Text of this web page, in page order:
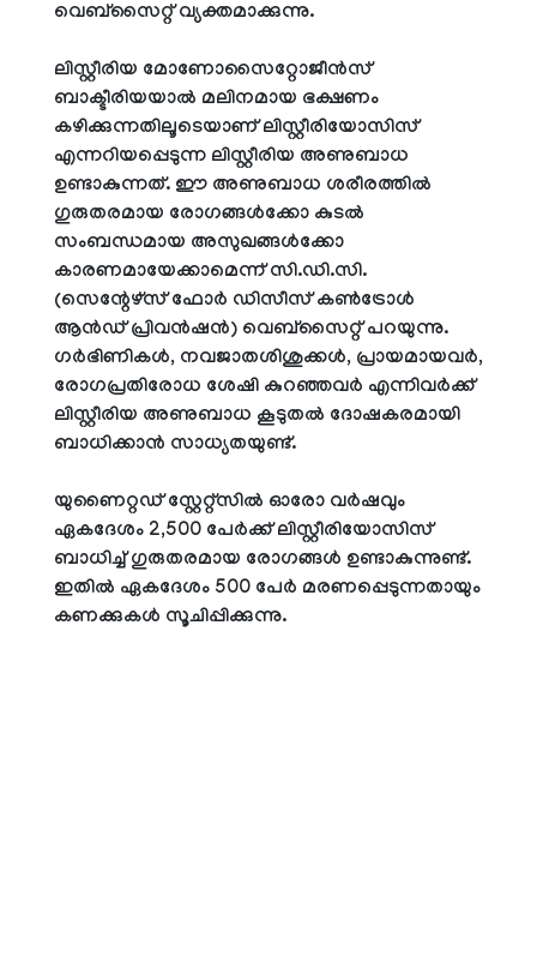
വെബ്സൈറ്റ് വ്യക്തമാക്കുന്നു.
ലിസ്റ്റീരിയ മോണോസൈറ്റോജീൻസ്
ബാക്ടീരിയയാൽ മലിനമായ ഭക്ഷണം
കഴിക്കുന്നതിലൂടെയാണ് ലിസ്റ്റീരിയോസിസ്
എന്നറിയപ്പെടുന്ന ലിസ്റ്റീരിയ അണുബാധ
ഉണ്ടാകുന്നത്. ഈ അണുബാധ ശരീരത്തിൽ
ഗുരുതരമായ രോഗങ്ങൾക്കോ കുടൽ
സംബന്ധമായ അസുഖങ്ങൾക്കോ
കാരണമായേക്കാമെന്ന് സി.ഡി.സി.
(സെന്റേഴ്സ് ഫോർ ഡിസീസ് കൺട്രോൾ
ആൻഡ് പ്രിവൻഷൻ) വെബ്സൈറ്റ് പറയുന്നു.
ഗർഭിണികൾ, നവജാതശിശുക്കൾ, പ്രായമായവർ,
രോഗപ്രതിരോധ ശേഷി കുറഞ്ഞവർ എന്നിവർക്ക്
ലിസ്റ്റീരിയ അണുബാധ കൂടുതൽ ദോഷകരമായി
ബാധിക്കാൻ സാധ്യതയുണ്ട്.
യുണൈറ്റഡ് സ്റ്റേറ്റ്സിൽ ഓരോ വർഷവും
ഏകദേശം 2,500 പേർക്ക് ലിസ്റ്റീരിയോസിസ്
ബാധിച്ച് ഗുരുതരമായ രോഗങ്ങൾ ഉണ്ടാകുന്നുണ്ട്.
ഇതിൽ ഏകദേശം 500 പേർ മരണപ്പെടുന്നതായും
കണക്കുകൾ സൂചിപ്പിക്കുന്നു.